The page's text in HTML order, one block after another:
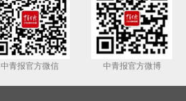
中青报官方微信 中青报官方微博